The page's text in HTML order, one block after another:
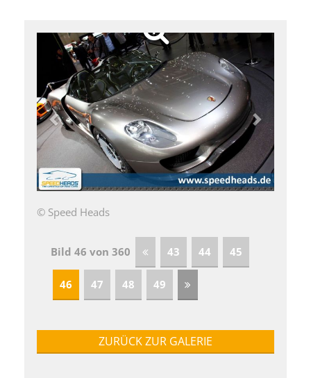
© Speed Heads
Bild 46 von 360 43 44 45
46 47 48 49
ZURÜCK ZUR GALERIE